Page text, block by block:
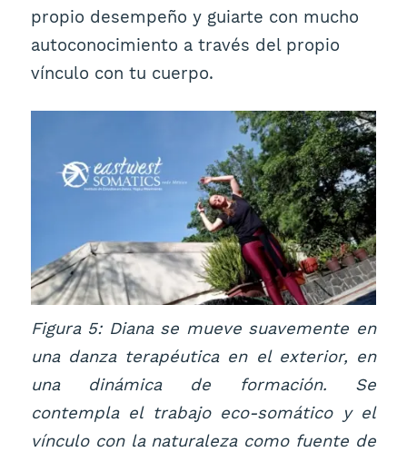
propio desempeño y guiarte con mucho
autoconocimiento a través del propio
vínculo con tu cuerpo.
Figura 5: Diana se mueve suavemente en
una danza terapéutica en el exterior, en
una dinámica de formación. Se
contempla el trabajo eco-somático y el
vínculo con la naturaleza como fuente de